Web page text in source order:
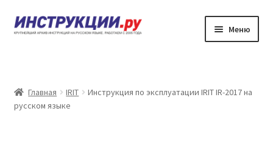
Перейти
к
Перейти
к
Меню
Каталог инструкций по эксплуатации
Главная IRIT
Инструкция по эксплуатации IRIT IR-2017 на
русском языке